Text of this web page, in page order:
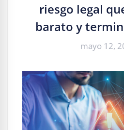
riesgo legal
barato y
mayo 12,